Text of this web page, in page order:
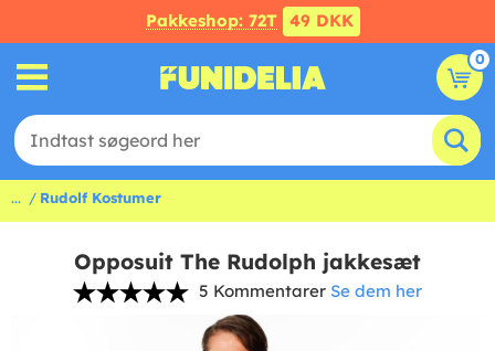
Pakkeshop: 72T 49 DKK
0
... Rudolf Kostumer
Opposuit The Rudolph jakkesæt
5 Kommentarer Se dem her